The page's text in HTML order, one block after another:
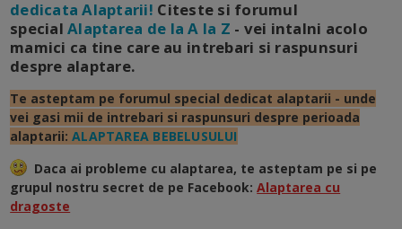
dedicata Alaptarii! Citeste si forumul
specialAlaptarea de la A la Z - vei intalni acolo
mamici ca tine care au intrebari si raspunsuri
despre alaptare.
Te asteptam pe forumul special dedicat alaptarii - unde
vei gasi mii de intrebari si raspunsuri despre perioada
alaptarii:ALAPTAREA BEBELUSULUI
Daca ai probleme cu alaptarea, te asteptam pe si pe
grupul nostru secret de pe Facebook: Alaptarea cu
dragoste